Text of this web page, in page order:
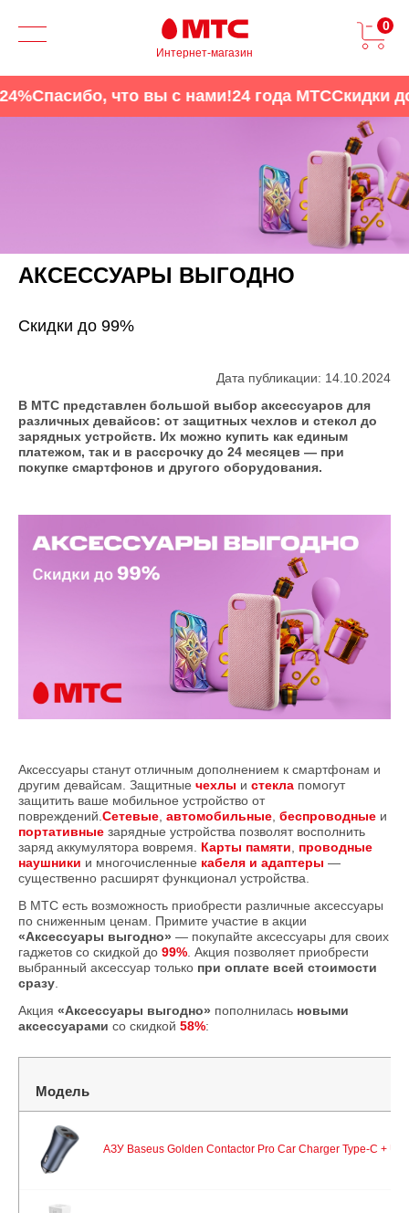
Интернет-магазин
0
Спасибо, что вы с нами!24 года МТССкидки до
АКСЕССУАРЫ ВЫГОДНО
Скидки до 99%
Дата публикации: 14.10.2024
В МТС представлен большой выбор аксессуаров для
различных девайсов: от защитных чехлов и стекол до
зарядных устройств. Их можно купить как единым
платежом, так и в рассрочку до 24 месяцев — при
покупке смартфонов и другого оборудования.
Аксессуары станут отличным дополнением к смартфонам и
другим девайсам. Защитные чехлы и стекла помогут
защитить ваше мобильное устройство от
повреждений.Сетевые, автомобильные, беспроводные и
портативные зарядные устройства позволят восполнить
заряд аккумулятора вовремя. Карты памяти, проводные
наушники и многочисленные кабеля и адаптеры —
существенно расширят функционал устройства.
В МТС есть возможность приобрести различные аксессуары
по сниженным ценам. Примите участие в акции
«Аксессуары выгодно» — покупайте аксессуары для своих
гаджетов со скидкой до 99%. Акция позволяет приобрести
выбранный аксессуар только при оплате всей стоимости
сразу.
Акция «Аксессуары выгодно» пополнилась новыми
аксессуарами со скидкой 58%:
Модель
АЗУ Baseus Golden Contactor Pro Car Charger Type-С +